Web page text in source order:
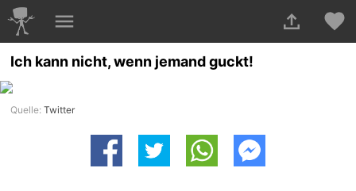
Ich kann nicht, wenn jemand guckt!
Quelle:Twitter